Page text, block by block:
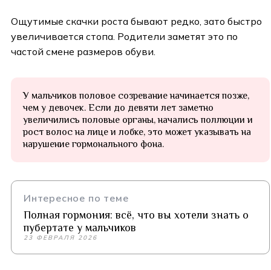
Ощутимые скачки роста бывают редко, зато быстро
увеличивается стопа. Родители заметят это по
частой смене размеров обуви.
У мальчиков половое созревание начинается позже,
чем у девочек. Если до девяти лет заметно
увеличились половые органы, начались поллюции и
рост волос на лице и лобке, это может указывать на
нарушение гормонального фона.
Интересное по теме
Полная гормония: всё, что вы хотели знать о
пубертате у мальчиков
23 ФЕВРАЛЯ 2026